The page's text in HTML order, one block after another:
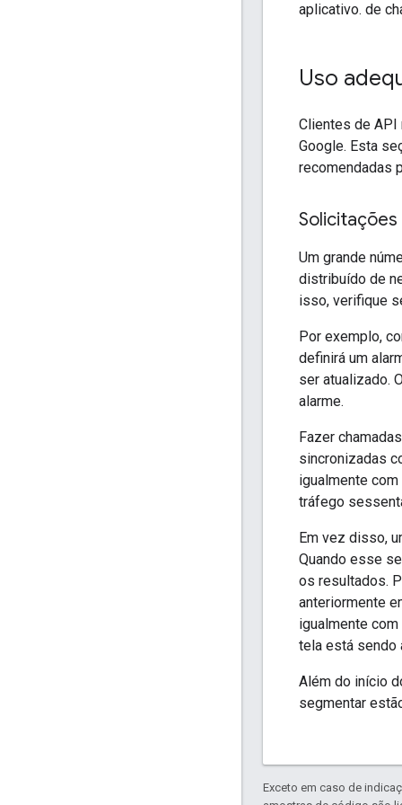
aplicativo. de
Uso
Clientes de API
Google. Esta
recomendadas
Um grande
distribuído de
isso, verifique
Por exemplo,
definirá um
ser atualizado.
alarme.
Fazer
sincronizadas
igualmente
tráfego
Em vez disso,
Quando esse
os resultados.
anteriormente
igualmente
tela está sendo
Além do início
segmentar
Exceto em caso de